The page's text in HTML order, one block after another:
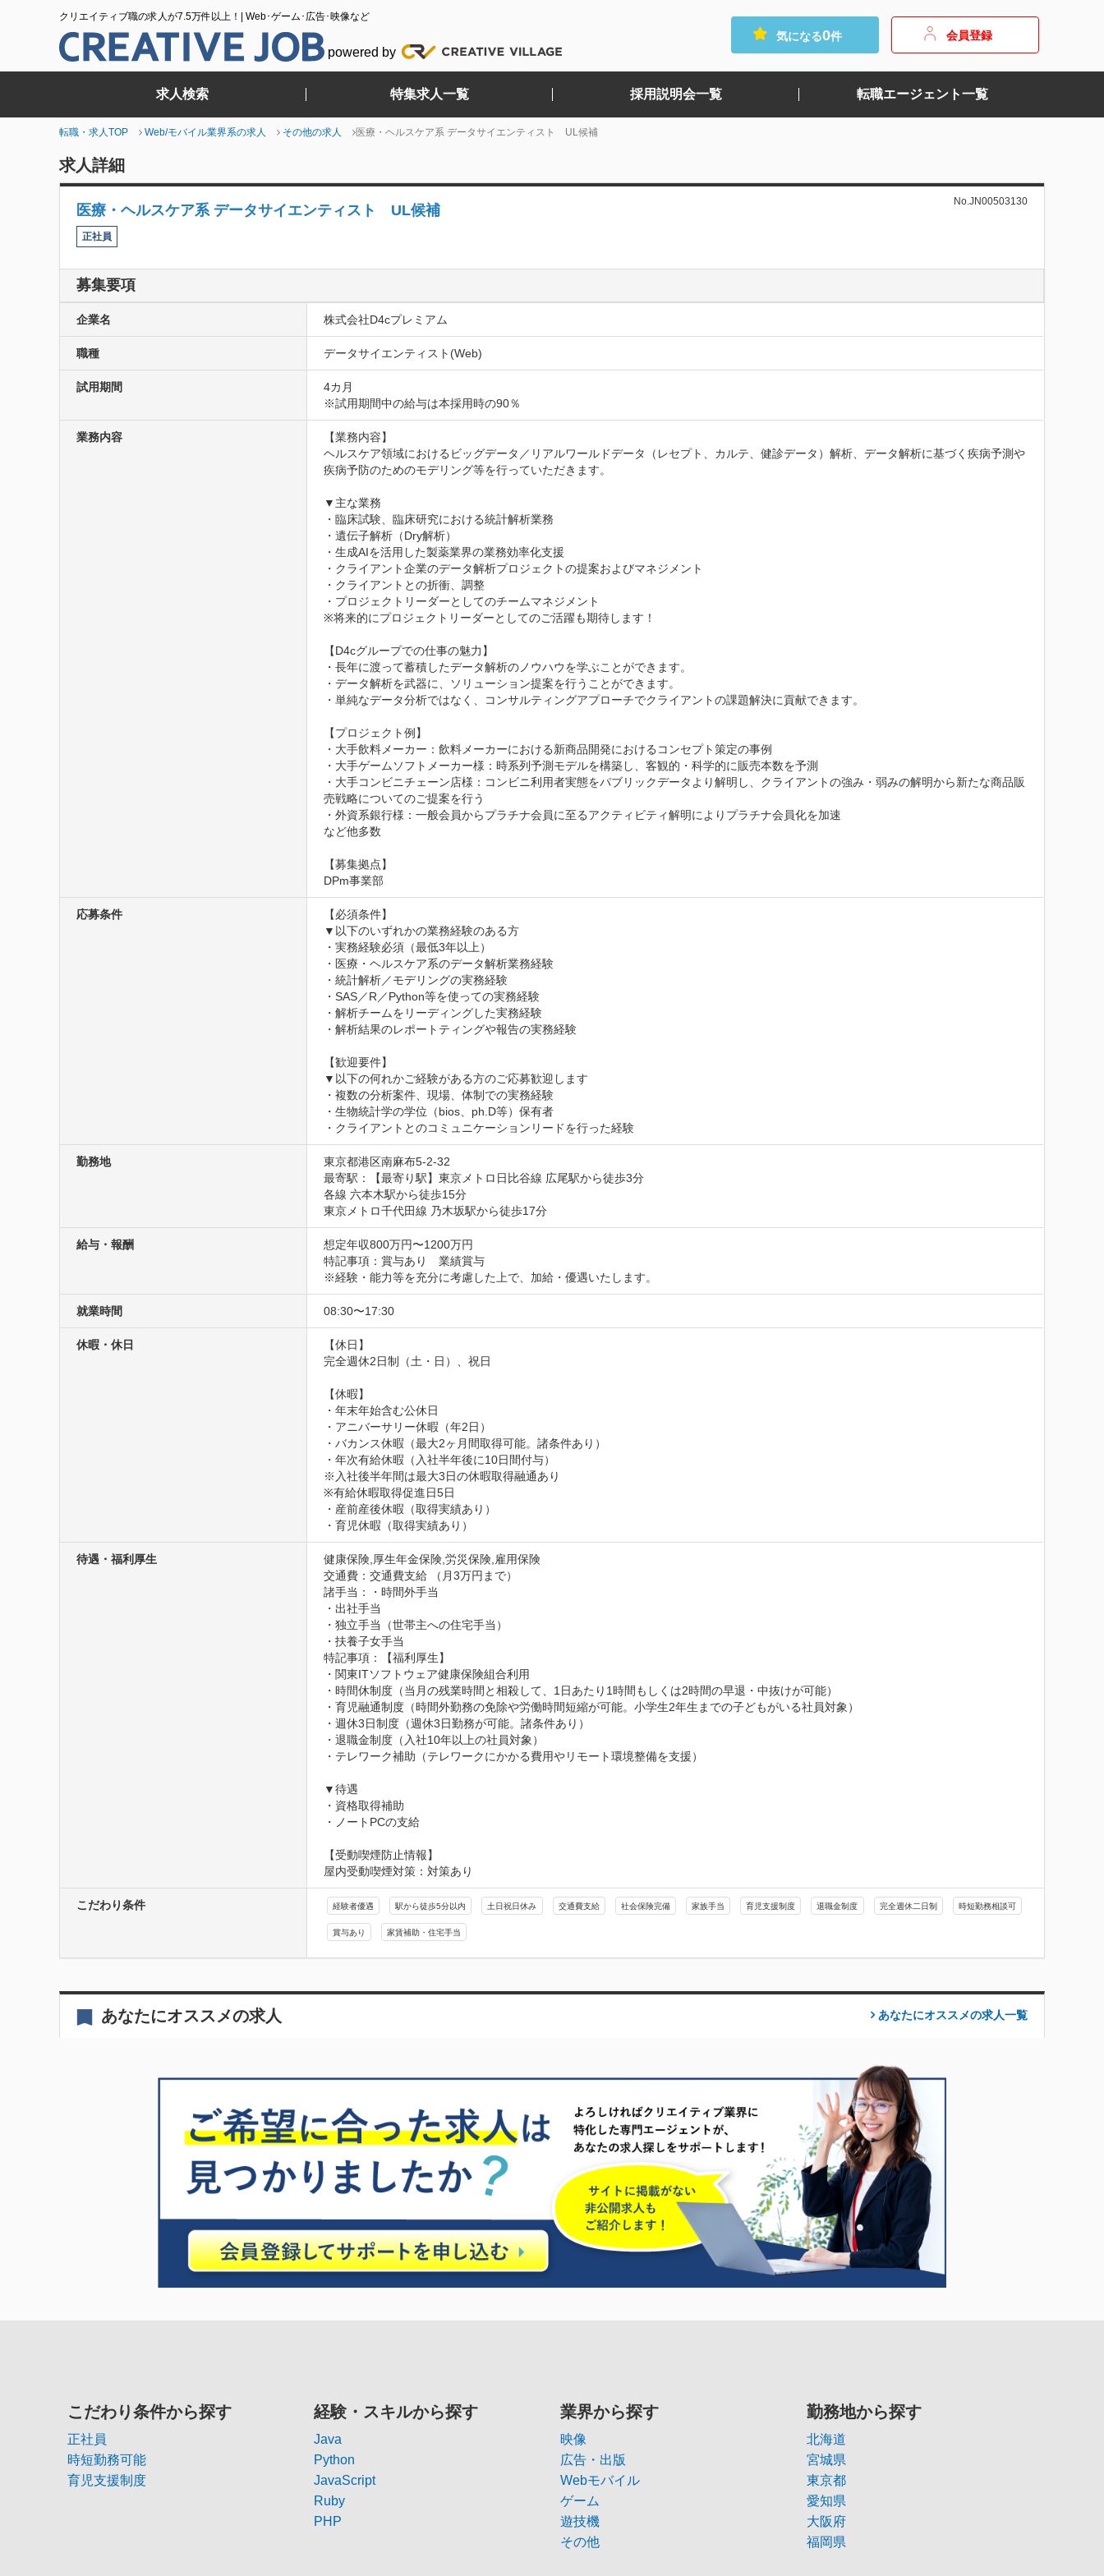
クリエイティブ職の求人が7.5万件以上！| Web･ゲーム･広告･映像など
powered by
気になる0件 会員登録
求人検索 特集求人一覧 採用説明会一覧 転職エージェント一覧
転職・求人TOP Web/モバイル業界系の求人 その他の求人 医療・ヘルスケア系 データサイエンティスト UL候補
求人詳細
医療・ヘルスケア系 データサイエンティスト UL候補
No.JN00503130
正社員
募集要項
企業名 株式会社D4cプレミアム
職種 データサイエンティスト(Web)
試用期間
4カ月
※試用期間中の給与は本採用時の90％
業務内容
【業務内容】
ヘルスケア領域におけるビッグデータ／リアルワールドデータ（レセプト、カルテ、健診データ）解析、データ解析に基づく疾病予測や
疾病予防のためのモデリング等を行っていただきます。
▼主な業務
・臨床試験、臨床研究における統計解析業務
・遺伝子解析（Dry解析）
・生成AIを活用した製薬業界の業務効率化支援
・クライアント企業のデータ解析プロジェクトの提案およびマネジメント
・クライアントとの折衝、調整
・プロジェクトリーダーとしてのチームマネジメント
※将来的にプロジェクトリーダーとしてのご活躍も期待します！
【D4cグループでの仕事の魅力】
・長年に渡って蓄積したデータ解析のノウハウを学ぶことができます。
・データ解析を武器に、ソリューション提案を行うことができます。
・単純なデータ分析ではなく、コンサルティングアプローチでクライアントの課題解決に貢献できます。
【プロジェクト例】
・大手飲料メーカー：飲料メーカーにおける新商品開発におけるコンセプト策定の事例
・大手ゲームソフトメーカー様：時系列予測モデルを構築し、客観的・科学的に販売本数を予測
・大手コンビニチェーン店様：コンビニ利用者実態をパブリックデータより解明し、クライアントの強み・弱みの解明から新たな商品販
売戦略についてのご提案を行う
・外資系銀行様：一般会員からプラチナ会員に至るアクティビティ解明によりプラチナ会員化を加速
など他多数
【募集拠点】
DPm事業部
応募条件
【必須条件】
▼以下のいずれかの業務経験のある方
・実務経験必須（最低3年以上）
・医療・ヘルスケア系のデータ解析業務経験
・統計解析／モデリングの実務経験
・SAS／R／Python等を使っての実務経験
・解析チームをリーディングした実務経験
・解析結果のレポートティングや報告の実務経験
【歓迎要件】
▼以下の何れかご経験がある方のご応募歓迎します
・複数の分析案件、現場、体制での実務経験
・生物統計学の学位（bios、ph.D等）保有者
・クライアントとのコミュニケーションリードを行った経験
勤務地
東京都港区南麻布5-2-32
最寄駅：【最寄り駅】東京メトロ日比谷線 広尾駅から徒歩3分
各線 六本木駅から徒歩15分
東京メトロ千代田線 乃木坂駅から徒歩17分
給与・報酬
想定年収800万円〜1200万円
特記事項：賞与あり　業績賞与
※経験・能力等を充分に考慮した上で、加給・優遇いたします。
就業時間 08:30〜17:30
休暇・休日
【休日】
完全週休2日制（土・日）、祝日
【休暇】
・年末年始含む公休日
・アニバーサリー休暇（年2日）
・バカンス休暇（最大2ヶ月間取得可能。諸条件あり）
・年次有給休暇（入社半年後に10日間付与）
※入社後半年間は最大3日の休暇取得融通あり
※有給休暇取得促進日5日
・産前産後休暇（取得実績あり）
・育児休暇（取得実績あり）
待遇・福利厚生
健康保険,厚生年金保険,労災保険,雇用保険
交通費：交通費支給 （月3万円まで）
諸手当：・時間外手当
・出社手当
・独立手当（世帯主への住宅手当）
・扶養子女手当
特記事項：【福利厚生】
・関東ITソフトウェア健康保険組合利用
・時間休制度（当月の残業時間と相殺して、1日あたり1時間もしくは2時間の早退・中抜けが可能）
・育児融通制度（時間外勤務の免除や労働時間短縮が可能。小学生2年生までの子どもがいる社員対象）
・週休3日制度（週休3日勤務が可能。諸条件あり）
・退職金制度（入社10年以上の社員対象）
・テレワーク補助（テレワークにかかる費用やリモート環境整備を支援）
▼待遇
・資格取得補助
・ノートPCの支給
【受動喫煙防止情報】
屋内受動喫煙対策：対策あり
こだわり条件 経験者優遇 駅から徒歩5分以内 土日祝日休み 交通費支給 社会保険完備 家族手当 育児支援制度 退職金制度 完全週休二日制 時短勤務相談可
賞与あり 家賃補助・住宅手当
あなたにオススメの求人 あなたにオススメの求人一覧
こだわり条件から探す
正社員
時短勤務可能
育児支援制度
経験・スキルから探す
Java
Python
JavaScript
Ruby
PHP
業界から探す
映像
広告・出版
Webモバイル
ゲーム
遊技機
その他
勤務地から探す
北海道
宮城県
東京都
愛知県
大阪府
福岡県